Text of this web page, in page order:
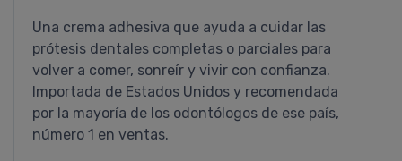
Una crema adhesiva que ayuda a cuidar las
prótesis dentales completas o parciales para
volver a comer, sonreí­r y vivir con confianza.
Importada de Estados Unidos y recomendada
por la mayorí­a de los odontólogos de ese paí­s,
número 1 en ventas.